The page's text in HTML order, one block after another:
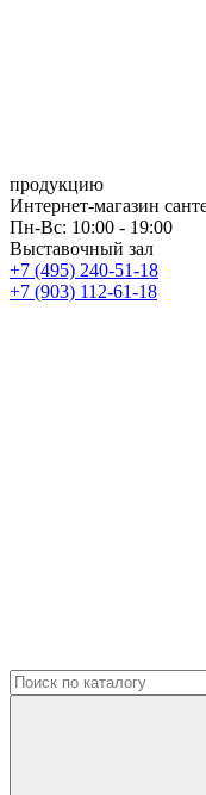
продукцию
Интернет-магазин
Пн-Вс: 10:00 - 19:00
Выставочный зал
+7 (495) 240-51-18
+7 (903) 112-61-18